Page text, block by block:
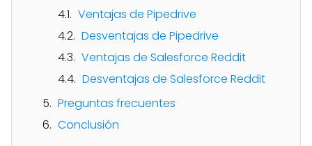
Ventajas de Pipedrive
Desventajas de Pipedrive
Ventajas de Salesforce Reddit
Desventajas de Salesforce Reddit
Preguntas frecuentes
Conclusión